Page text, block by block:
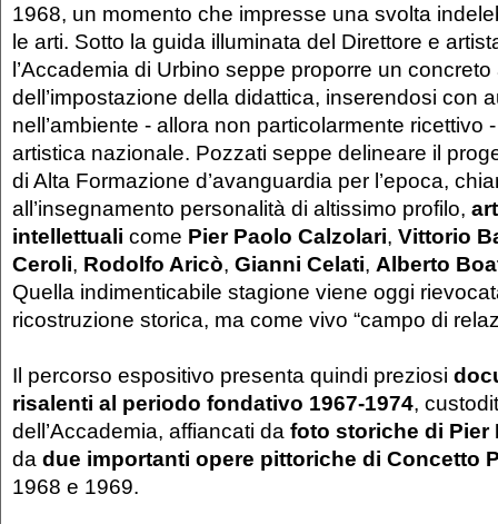
1968, un momento che impresse una svolta
le arti. Sotto la guida illuminata del Direttore e
l’Accademia di Urbino seppe proporre un
dell’impostazione della didattica, inserendosi con
nell’ambiente - allora non particolarmente ricettivo
artistica nazionale. Pozzati seppe delineare il
di Alta Formazione d’avanguardia per l’epoca,
all’insegnamento personalità di altissimo profilo,
intellettuali come Pier Paolo Calzolari, Vittorio
Ceroli, Rodolfo Aricò, Gianni Celati, Alberto
Quella indimenticabile stagione viene oggi
ricostruzione storica, ma come vivo “campo di
Il percorso espositivo presenta quindi preziosi
risalenti al periodo fondativo 1967-1974,
dell’Accademia, affiancati da foto storiche di Pier
da due importanti opere pittoriche di Concetto
1968 e 1969.